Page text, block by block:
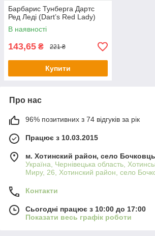
Барбарис Тунберга Дартс
Ред Леді (Dart’s Red Lady)
В наявності
143,65 ₴ 221 ₴
Купити
Про нас
96% позитивних з 74 відгуків за рік
Працює з 10.03.2015
м. Хотинский район, село
Україна, Чернівецька область,
Миру, 26, Хотинский район, село
Контакти
Сьогодні працює з 10:00 до 17:00
Показати весь графік роботи